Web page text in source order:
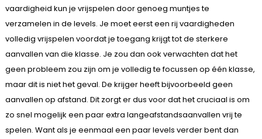
vaardigheid kun je vrijspelen door genoeg muntjes te
verzamelen in de levels. Je moet eerst een rij vaardigheden
volledig vrijspelen voordat je toegang krijgt tot de sterkere
aanvallen van die klasse. Je zou dan ook verwachten dat het
geen probleem zou zijn om je volledig te focussen op één klasse,
maar dit is niet het geval. De krijger heeft bijvoorbeeld geen
aanvallen op afstand. Dit zorgt er dus voor dat het cruciaal is om
zo snel mogelijk een paar extra langeafstandsaanvallen vrij te
spelen. Want als je eenmaal een paar levels verder bent dan